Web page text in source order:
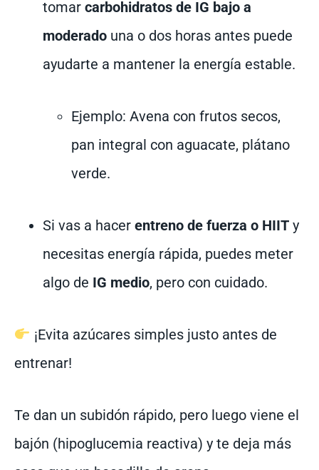
tomar carbohidratos de IG bajo a
moderado una o dos horas antes puede
ayudarte a mantener la energía estable.
Ejemplo: Avena con frutos secos,
pan integral con aguacate, plátano
verde.
Si vas a hacer entreno de fuerza o HIIT y
necesitas energía rápida, puedes meter
algo de IG medio, pero con cuidado.
¡Evita azúcares simples justo antes de
entrenar!
Te dan un subidón rápido, pero luego viene el
bajón (hipoglucemia reactiva) y te deja más